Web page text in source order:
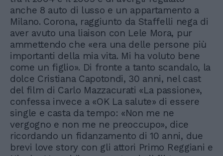
anche 8 auto di lusso e un appartamento a
Milano. Corona, raggiunto da Staffelli nega di
aver avuto una liaison con Lele Mora, pur
ammettendo che «era una delle persone più
importanti della mia vita. Mi ha voluto bene
come un figlio». Di fronte a tanto scandalo, la
dolce Cristiana Capotondi, 30 anni, nel cast
del film di Carlo Mazzacurati «La passione»,
confessa invece a «OK La salute» di essere
single e casta da tempo: «Non me ne
vergogno e non me ne preoccupo», dice
ricordando un fidanzamento di 10 anni, due
brevi love story con gli attori Primo Reggiani e